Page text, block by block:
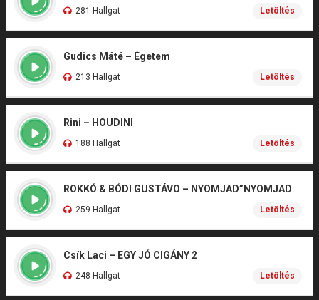
281 Hallgat Letöltés
Gudics Máté – Égetem
213 Hallgat Letöltés
Rini – HOUDINI
188 Hallgat Letöltés
ROKKÓ & BÓDI GUSTÁVO – NYOMJAD”NYOMJAD
259 Hallgat Letöltés
Csík Laci – EGY JÓ CIGÁNY 2
248 Hallgat Letöltés